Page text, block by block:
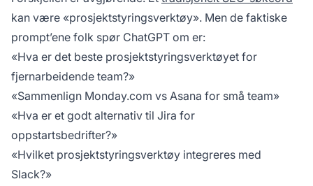
kan være «prosjektstyringsverktøy». Men de faktiske
prompt’ene folk spør ChatGPT om er:
«Hva er det beste prosjektstyringsverktøyet for
fjernarbeidende team?»
«Sammenlign Monday.com vs Asana for små team»
«Hva er et godt alternativ til Jira for
oppstartsbedrifter?»
«Hvilket prosjektstyringsverktøy integreres med
Slack?»